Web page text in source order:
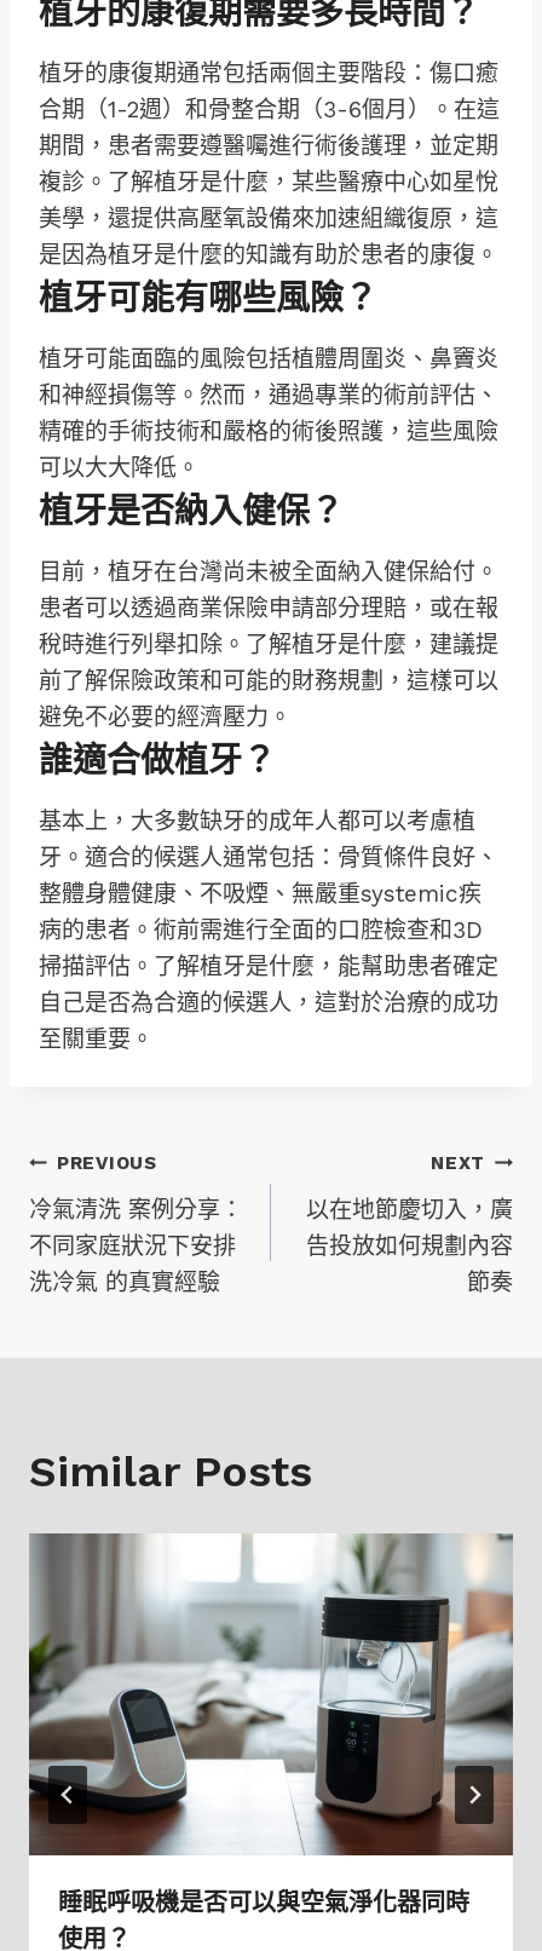
植牙的康復期需要多長時間？
植牙的康復期通常包括兩個主要階段：傷口癒
合期（1-2週）和骨整合期（3-6個月）。在這
期間，患者需要遵醫囑進行術後護理，並定期
複診。 了解植牙是什麼，某些醫療中心如星悅
美學，還提供高壓氧設備來加速組織復原，這
是因為植牙是什麼的知識有助於患者的康復。
植牙可能有哪些風險？
植牙可能面臨的風險包括植體周圍炎、鼻竇炎
和神經損傷等。然而，通過專業的術前評估、
精確的手術技術和嚴格的術後照護，這些風險
可以大大降低。
植牙是否納入健保？
目前，植牙在台灣尚未被全面納入健保給付。
患者可以透過商業保險申請部分理賠，或在報
稅時進行列舉扣除。了解植牙是什麼，建議提
前了解保險政策和可能的財務規劃，這樣可以
避免不必要的經濟壓力。
誰適合做植牙？
基本上，大多數缺牙的成年人都可以考慮植
牙。適合的候選人通常包括：骨質條件良好、
整體身體健康、不吸煙、無嚴重systemic疾
病的患者。術前需進行全面的口腔檢查和3D
掃描評估。了解植牙是什麼，能幫助患者確定
自己是否為合適的候選人，這對於治療的成功
至關重要。
文
章
導
PREVIOUS
冷氣清洗 案例分享：
不同家庭狀況下安排
洗冷氣 的真實經驗
NEXT
以在地節慶切入，廣
告投放如何規劃內容
節奏
Similar Posts
睡眠呼吸機是否可以與空氣淨化器同時
使用？